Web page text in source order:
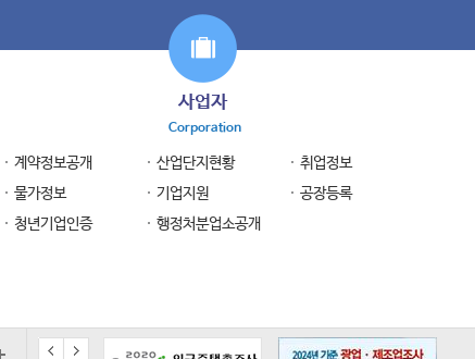
사업자
Corporation
계약정보공개 산업단지현황
취업정보
물가정보
기업지원
공장등록
청년기업인증
행정처분업소공개